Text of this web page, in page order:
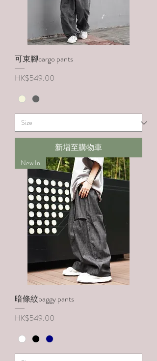
可束腳cargo pants
價格
HK$549.00
新增至購物車
New In
暗條紋baggy pants
價格
HK$549.00